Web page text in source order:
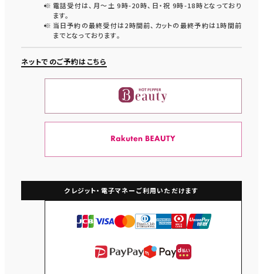
電話受付は、月〜土 9時-20時、日・祝 9時-18時となっており
ます。
当日予約の最終受付は2時間前、カットの最終予約は1時間前
までとなっております。
ネットでのご予約はこちら
クレジット・電子マネーご利用いただけます